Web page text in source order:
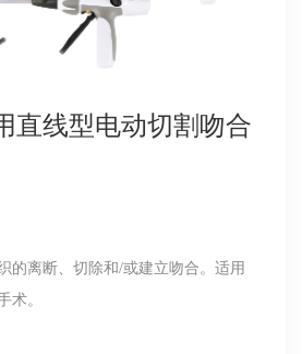
直线型电动切割吻合
的离断、切除和/或建立吻合。适用
术。